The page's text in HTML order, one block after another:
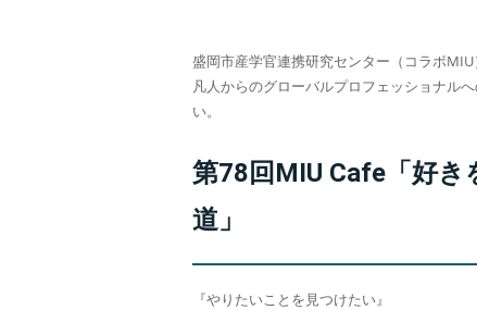
盛岡市産学官連携研究センター（コラボ
凡人からのグローバルプロフェッショナル
い。
第78回MIU Cafe「好
道」
『やりたいことを見つけたい』